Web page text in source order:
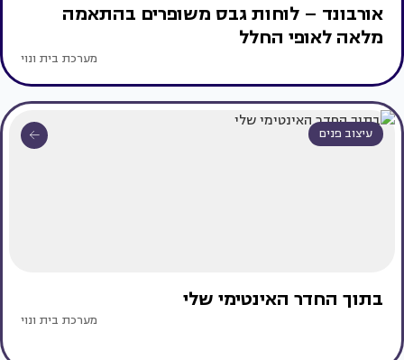
אורבונד – לוחות גבס משופרים בהתאמה
מלאה לאופי החלל
מערכת בית ונוי
עיצוב פנים
בתוך החדר האינטימי שלי
מערכת בית ונוי